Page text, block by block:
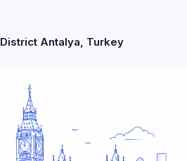
Antalya, Turkey